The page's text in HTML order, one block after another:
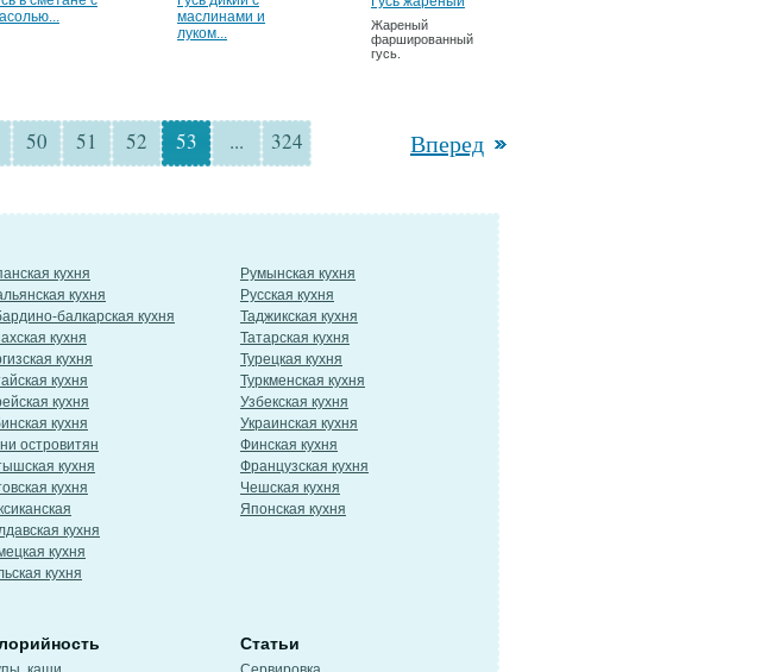
маслинами и
луком...
Жареный
фаршированный
гусь.
50 51 52 53 ... 324 Вперед
кухня
кухня
балкарская кухня
кухня
кухня
кухня
кухня
кухня
островитян
кухня
кухня
кухня
кухня
кухня
Румынская кухня
Русская кухня
Таджикская кухня
Татарская кухня
Турецкая кухня
Туркменская кухня
Узбекская кухня
Украинская кухня
Финская кухня
Французская кухня
Чешская кухня
Японская кухня
Статьи